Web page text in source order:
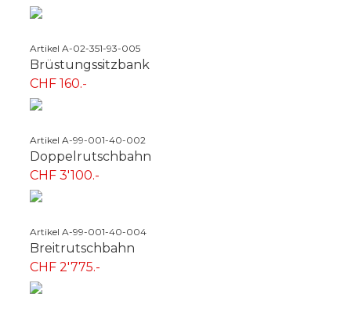
Artikel A-02-351-93-005
Brüstungssitzbank
CHF 160.-
Artikel A-99-001-40-002
Doppelrutschbahn
CHF 3'100.-
Artikel A-99-001-40-004
Breitrutschbahn
CHF 2'775.-